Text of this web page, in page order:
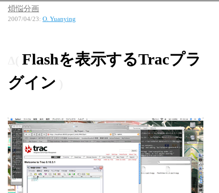
煩悩分画
2007/04/23: O. Yuanying
Flashを表示するTracプラ
グイン